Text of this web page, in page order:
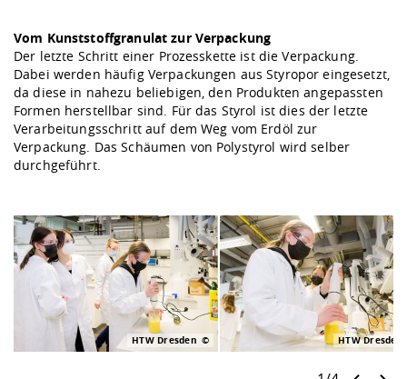
Vom Kunststoffgranulat zur Verpackung
Der letzte Schritt einer Prozesskette ist die Verpackung.
Dabei werden häufig Verpackungen aus Styropor eingesetzt,
da diese in nahezu beliebigen, den Produkten angepassten
Formen herstellbar sind. Für das Styrol ist dies der letzte
Verarbeitungsschritt auf dem Weg vom Erdöl zur
Verpackung. Das Schäumen von Polystyrol wird selber
durchgeführt.
HTW Dresden HTW Dresden